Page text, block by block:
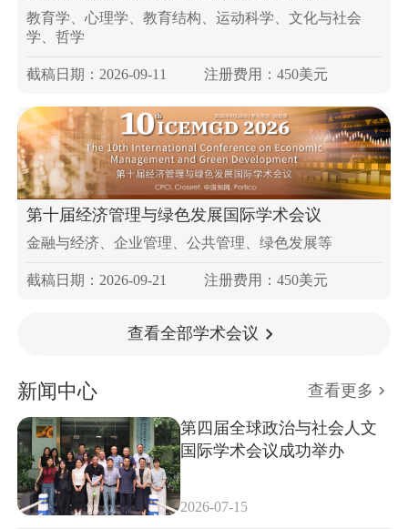
教育学、心理学、教育结构、运动科学、文化与社会
学、哲学
截稿日期：2026-09-11 注册费用：450美元
第十届经济管理与绿色发展国际学术会议
金融与经济、企业管理、公共管理、绿色发展等
截稿日期：2026-09-21 注册费用：450美元
查看全部学术会议
新闻中心 查看更多
第四届全球政治与社会人文
国际学术会议成功举办
2026-07-15